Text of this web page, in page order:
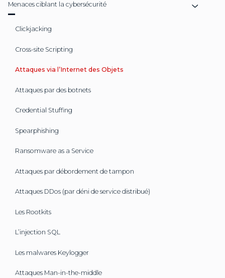
Menaces ciblant la cybersécurité
Clickjacking
Cross-site Scripting
Attaques via l’Internet des Objets
Attaques par des botnets
Credential Stuffing
Spearphishing
Ransomware as a Service
Attaques par débordement de tampon
Attaques DDos (par déni de service distribué)
Les Rootkits
L’injection SQL
Les malwares Keylogger
Attaques Man-in-the-middle